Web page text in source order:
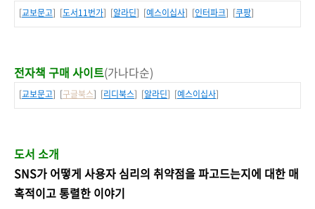
[교보문고] [도서11번가] [알라딘] [예스이십사] [인터파크] [쿠팡]
전자책 구매 사이트(가나다순)
[교보문고] [구글북스] [리디북스] [알라딘] [예스이십사]
도서 소개
SNS가 어떻게 사용자 심리의 취약점을 파고드는지에 대한 매
혹적이고 통렬한 이야기